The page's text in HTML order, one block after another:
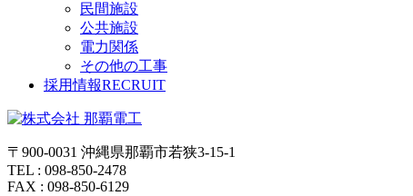
民間施設
公共施設
電力関係
その他の工事
採用情報RECRUIT
〒900-0031 沖縄県那覇市若狭3-15-1
TEL : 098-850-2478
FAX : 098-850-6129